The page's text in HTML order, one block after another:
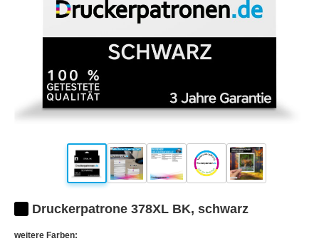
Druckerpatrone 378XL BK, schwarz
weitere Farben: